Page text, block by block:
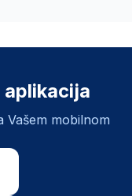
Vašem mobilnom